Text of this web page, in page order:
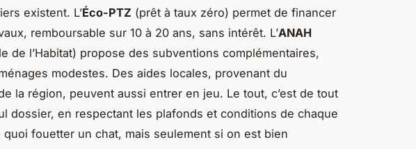
existent. L’Éco-PTZ (prêt à taux zéro) permet de financer
remboursable sur 10 à 20 ans, sans intérêt. L’ANAH
de l’Habitat) propose des subventions complémentaires,
modestes. Des aides locales, provenant du
la région, peuvent aussi entrer en jeu. Le tout, c’est de tout
dossier, en respectant les plafonds et conditions de chaque
quoi fouetter un chat, mais seulement si on est bien